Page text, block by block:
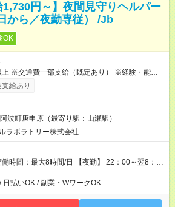
1,730円～】夜間見守りヘルパー
から／夜勤専従） /Jb
OK
※交通費一部支給（既定あり） ※経験・能力を
場合：1,730円×8時
円×8時間×12回
給与に、本採用時と異なる部分があります。 雇
時と同じです。 給与：時給 1,480円以上
給あり
阿波町庚申原（最寄り駅：山瀬駅）
ラボラトリー株式会社
時間：最大8時間/日 【夜勤】 22：00～翌8：
様により、時間は異なります。 ※曜日固定（毎
日払いOK / 副業・WワークOK